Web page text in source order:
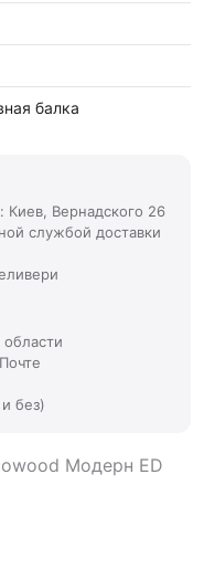
балка
Киев, Вернадского 26
службой доставки
без)
Модерн ED